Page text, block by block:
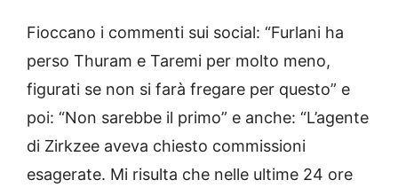
Fioccano i commenti sui social: “Furlani ha
perso Thuram e Taremi per molto meno,
figurati se non si farà fregare per questo” e
poi: “Non sarebbe il primo” e anche: “L’agente
di Zirkzee aveva chiesto commissioni
esagerate. Mi risulta che nelle ultime 24 ore